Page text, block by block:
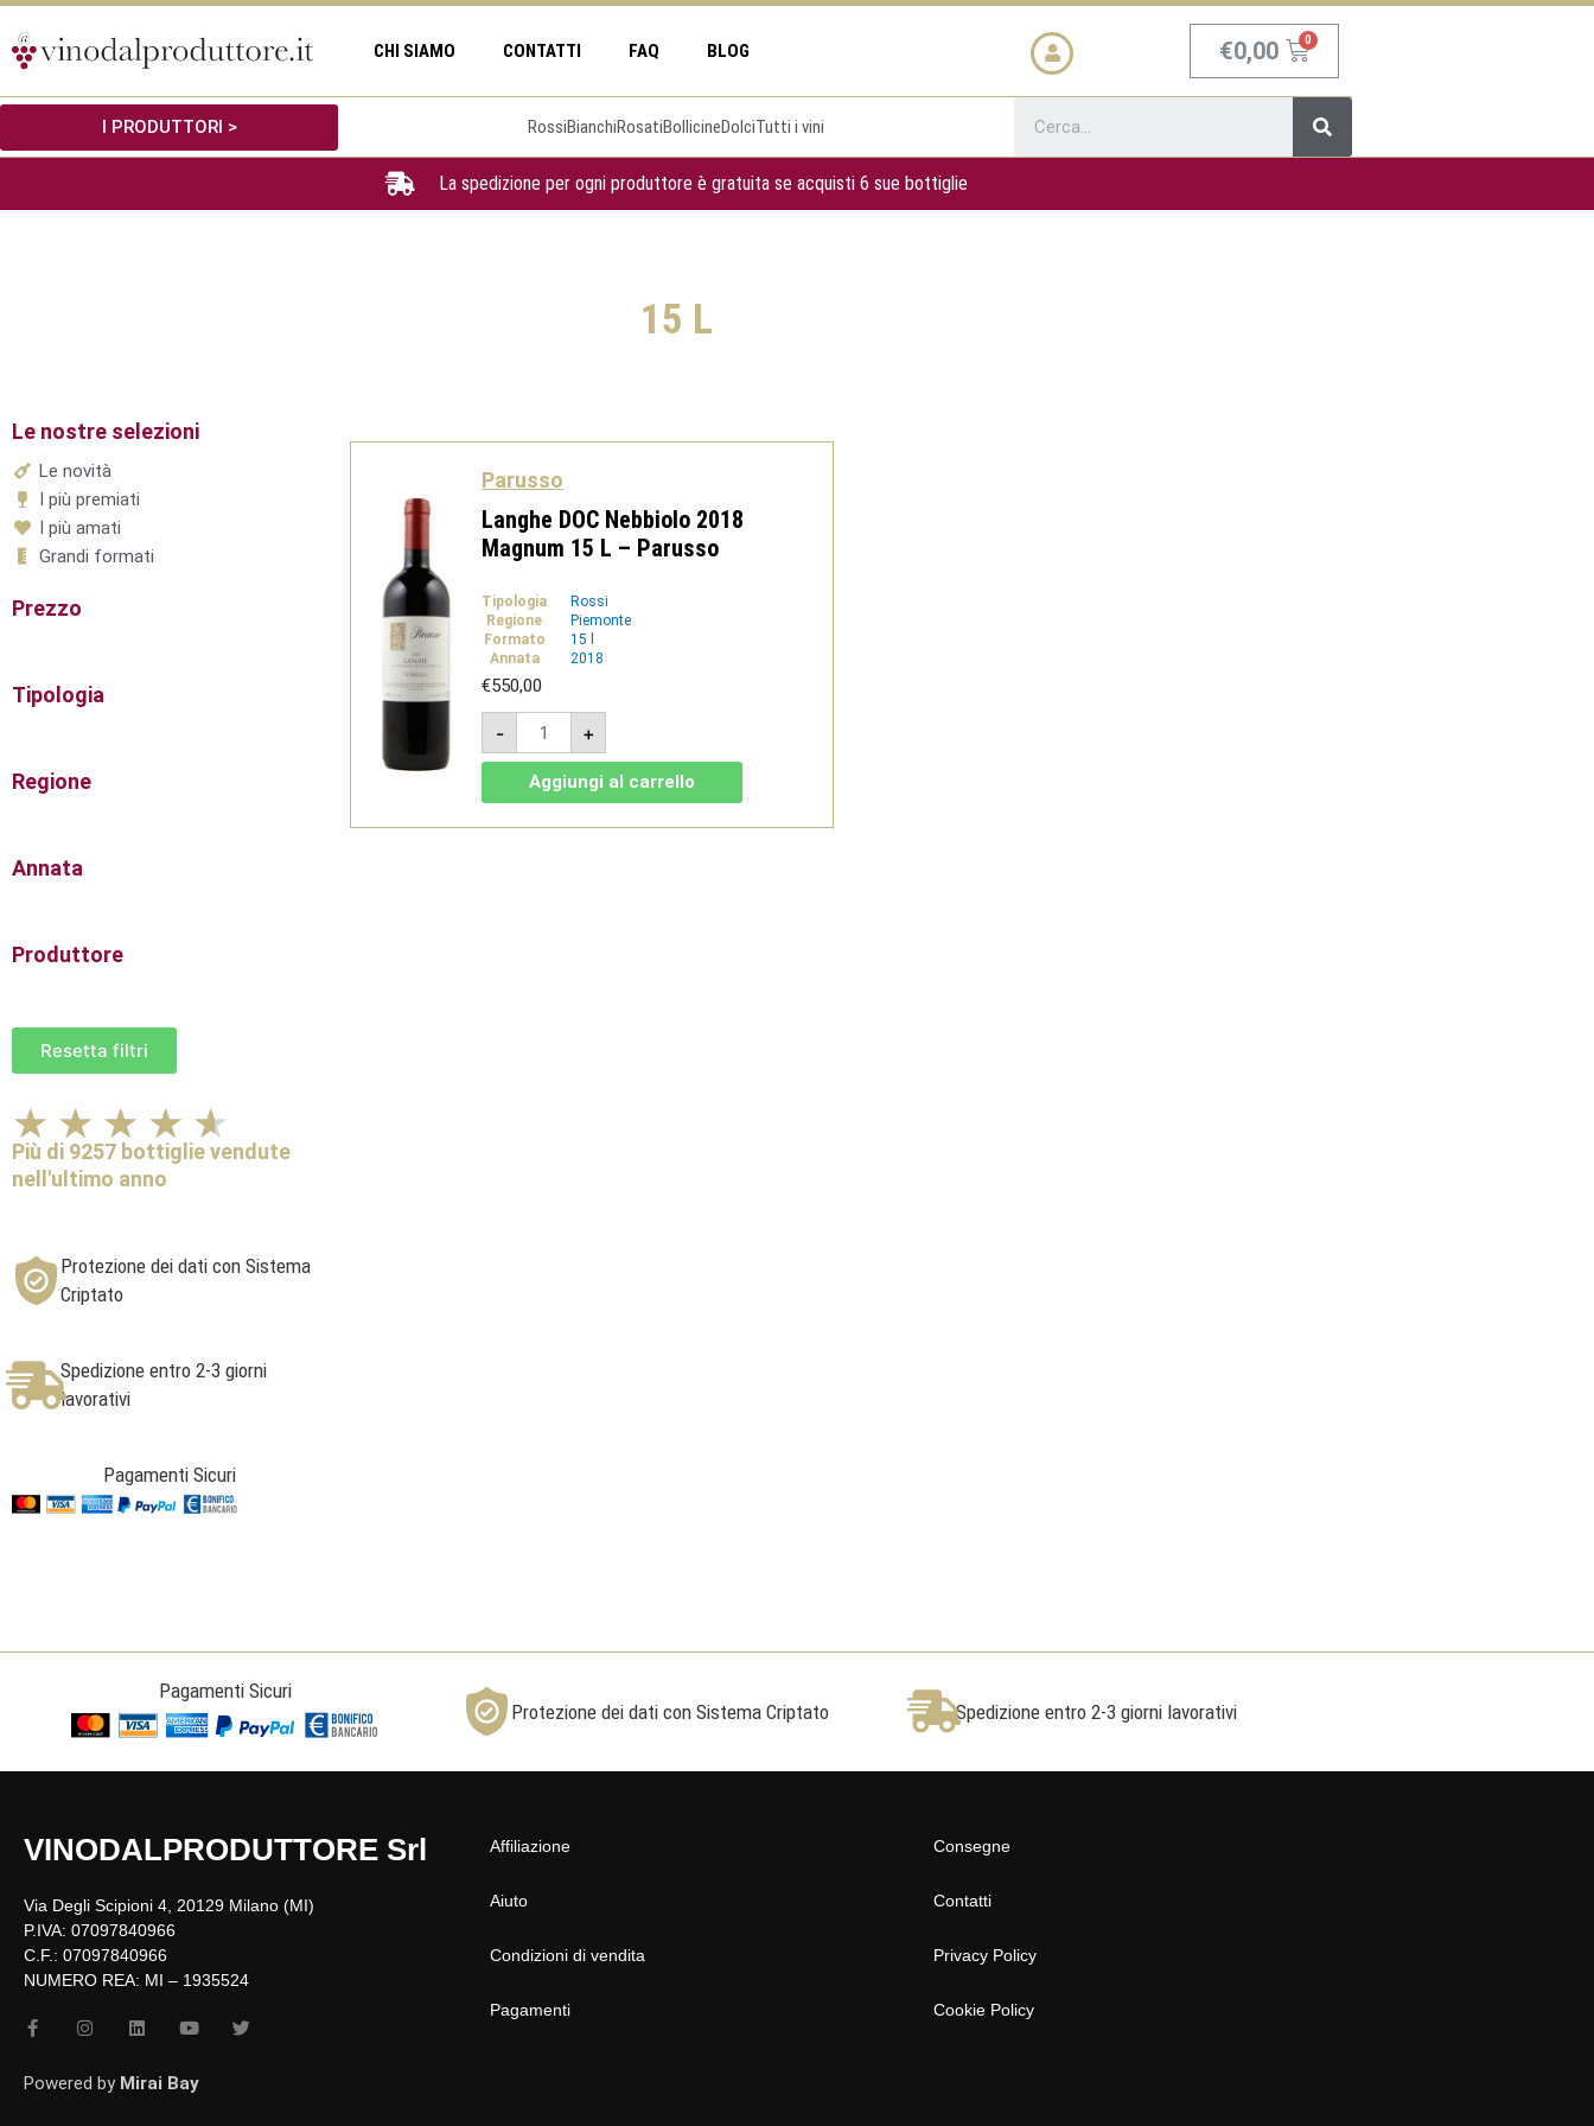
Vai
contenuto
CHI SIAMO CONTATTI FAQ BLOG €0,00 Carrello
I PRODUTTORI > RossiBianchiRosatiBollicineDolciTutti i vini
Cerca
La spedizione per ogni produttore è gratuita se acquisti 6 sue bottiglie
15 L
Le nostre selezioni
Le novità
I più premiati
I più amati
Grandi formati
Prezzo
Tipologia
Regione
Annata
Produttore
Resetta filtri
★ ★ ★ ★ ★
4.6
Più di 9257 bottiglie vendute
nell'ultimo anno
Protezione dei dati con Sistema
Criptato
Spedizione entro 2-3 giorni
lavorativi
Pagamenti Sicuri
Parusso
Langhe DOC Nebbiolo 2018
Magnum 15 L – Parusso
Tipologia
Rossi
Regione
Piemonte
Formato
15 l
Annata
2018
€550,00
-
Langhe
DOC
Nebbiolo
2018
Magnum
15
L
+
Aggiungi al carrello
Pagamenti Sicuri
Protezione dei dati con Sistema Criptato
Spedizione entro 2-3 giorni lavorativi
VINODALPRODUTTORE Srl
Via Degli Scipioni 4, 20129 Milano (MI)
P.IVA: 07097840966
C.F.: 07097840966
NUMERO REA: MI – 1935524
F
a
e
b
I
n
t
a
L
i
k
e
Y
o
t
u
T
w
Powered by Mirai Bay
Affiliazione
Aiuto
Condizioni di vendita
Pagamenti
Consegne
Contatti
Privacy Policy
Cookie Policy